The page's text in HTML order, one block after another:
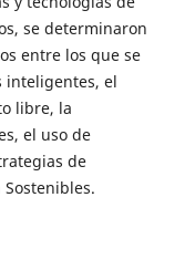
se determinaron
entre los que se
inteligentes, el
libre, la
el uso de
de